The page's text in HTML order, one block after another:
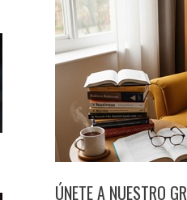
ÚNETE A NUESTRO